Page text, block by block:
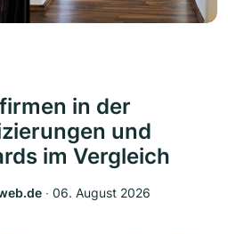
in der
und
im Vergleich
‧ 06. August 2026